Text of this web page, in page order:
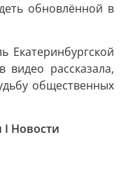
обновлённой в
Екатеринбургской
рассказала,
общественных
I Новости